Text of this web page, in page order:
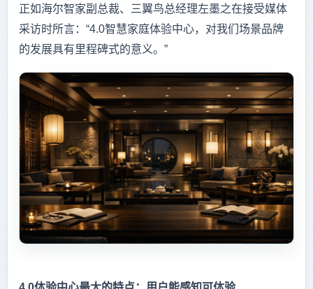
正如海尔智家副总裁、三翼鸟总经理左墨之在接受媒体
采访时所言：“4.0智慧家庭体验中心，对我们场景品牌
的发展具有里程碑式的意义。”